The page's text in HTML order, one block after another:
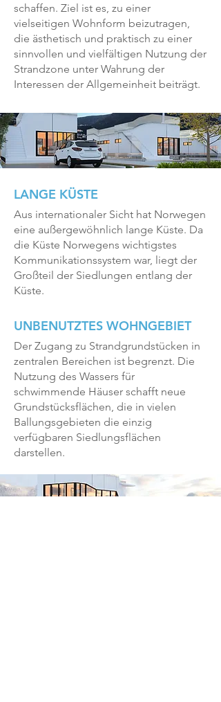
schaffen. Ziel ist es, zu einer
vielseitigen Wohnform beizutragen,
die ästhetisch und praktisch zu einer
sinnvollen und vielfältigen Nutzung der
Strandzone unter Wahrung der
Interessen der Allgemeinheit beiträgt.
LANGE KÜSTE
Aus internationaler Sicht hat Norwegen
eine außergewöhnlich lange Küste. Da
die Küste Norwegens wichtigstes
Kommunikationssystem war, liegt der
Großteil der Siedlungen entlang der
Küste.
UNBENUTZTES WOHNGEBIET
Der Zugang zu Strandgrundstücken in
zentralen Bereichen ist begrenzt. Die
Nutzung des Wassers für
schwimmende Häuser schafft neue
Grundstücksflächen, die in vielen
Ballungsgebieten die einzig
verfügbaren Siedlungsflächen
darstellen.